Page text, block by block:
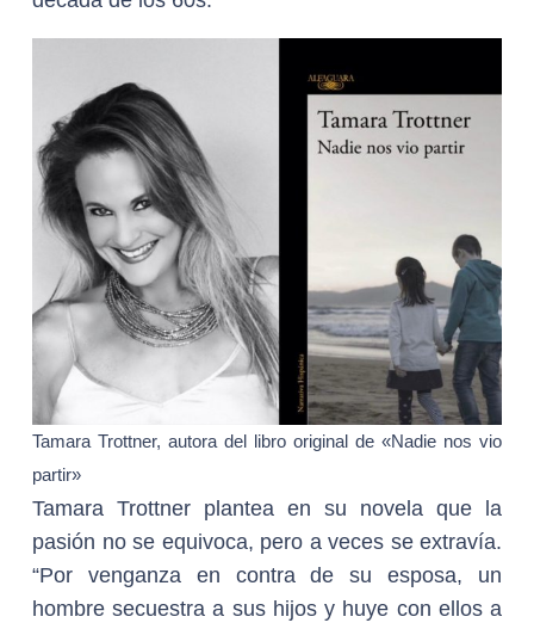
Tamara Trottner, autora del libro original de «Nadie nos vio
partir»
Tamara Trottner plantea en su novela que la
pasión no se equivoca, pero a veces se extravía.
“Por venganza en contra de su esposa, un
hombre secuestra a sus hijos y huye con ellos a